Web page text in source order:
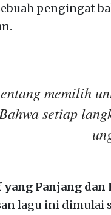
pengingat
memilih
setiap
yang Panjang dan
lagu ini dimulai